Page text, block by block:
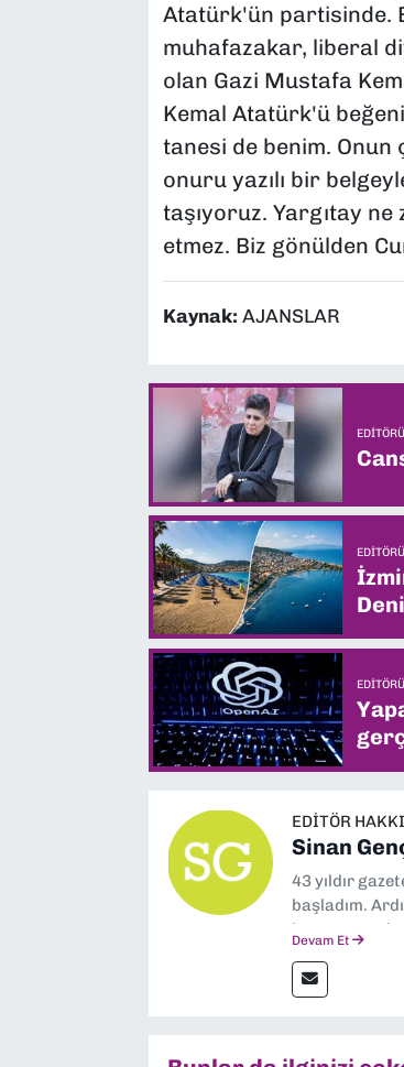
Atatürk'ün partisinde.
muhafazakar, liberal
olan Gazi Mustafa
Kemal Atatürk'ü
tanesi de benim. Onun
onuru yazılı bir
taşıyoruz. Yargıtay
etmez. Biz gönülden
Kaynak: AJANSLAR
EDITÖR
Sinan
43 yıldır
başladım.
boyunca
anda Dokuz
Devam Et